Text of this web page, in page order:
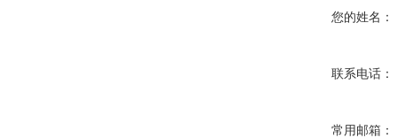
您的姓名：
联系电话：
常用邮箱：